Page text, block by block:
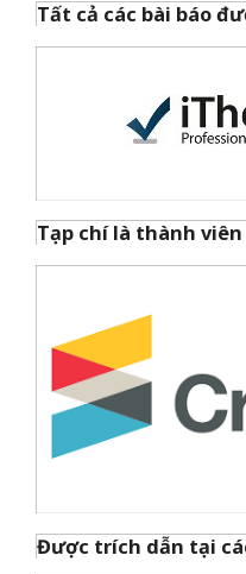
Tất cả các bài báo
Tạp chí là thành viên
Được trích dẫn tại